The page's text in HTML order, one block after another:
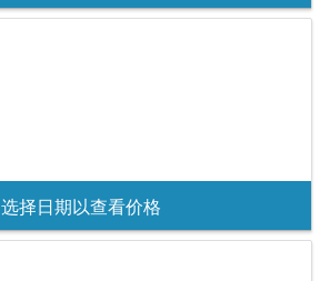
选择日期以查看价格